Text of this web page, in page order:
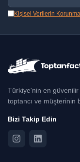
Kişisel Verilerin
Türkiye'nin en
toptancı ve müşterinin
Bizi Takip Edin